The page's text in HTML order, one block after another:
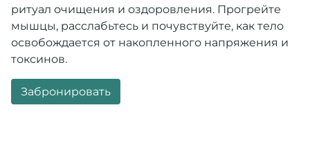
ритуал очищения и оздоровления. Прогрейте
мышцы, расслабьтесь и почувствуйте, как тело
освобождается от накопленного напряжения и
токсинов.
Забронировать